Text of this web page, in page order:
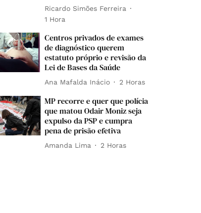
Ricardo Simões Ferreira
1 Hora
Centros privados de exames
de diagnóstico querem
estatuto próprio e revisão da
Lei de Bases da Saúde
Ana Mafalda Inácio 2 Horas
MP recorre e quer que polícia
que matou Odair Moniz seja
expulso da PSP e cumpra
pena de prisão efetiva
Amanda Lima 2 Horas